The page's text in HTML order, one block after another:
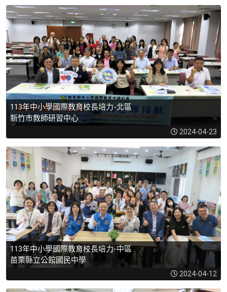
113年中小學國際教育校長培力-北區
新竹市教師研習中心
2024-04-23
113年中小學國際教育校長培力-中區
苗栗縣立公館國民中學
2024-04-12